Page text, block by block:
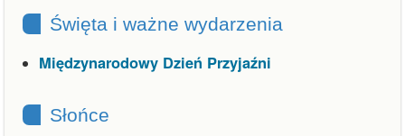
Święta i ważne wydarzenia
Międzynarodowy Dzień Przyjaźni
Słońce